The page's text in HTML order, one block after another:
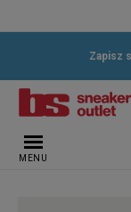
Zapisz
MENU